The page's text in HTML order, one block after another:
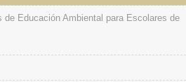
de Educación Ambiental para Escolares de